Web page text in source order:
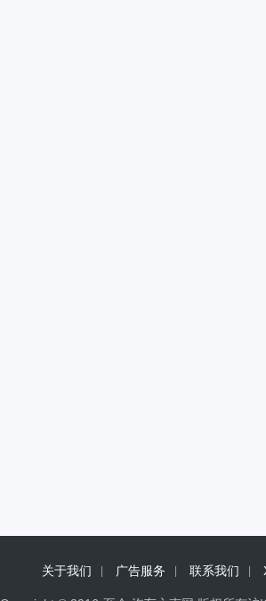
关于我们 广告服务 联系我们